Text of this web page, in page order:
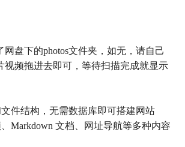
盘下的photos文件夹，如无，请自己
视频拖进去即可，等待扫描完成就显示
件结构，无需数据库即可搭建网站
Markdown 文档、网址导航等多种内容